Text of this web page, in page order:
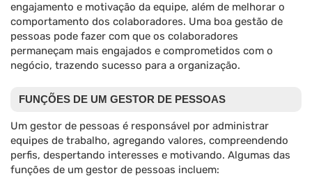
engajamento e motivação da equipe, além de melhorar o
comportamento dos colaboradores. Uma boa gestão de
pessoas pode fazer com que os colaboradores
permaneçam mais engajados e comprometidos com o
negócio, trazendo sucesso para a organização.
FUNÇÕES DE UM GESTOR DE PESSOAS
Um gestor de pessoas é responsável por administrar
equipes de trabalho, agregando valores, compreendendo
perfis, despertando interesses e motivando. Algumas das
funções de um gestor de pessoas incluem: